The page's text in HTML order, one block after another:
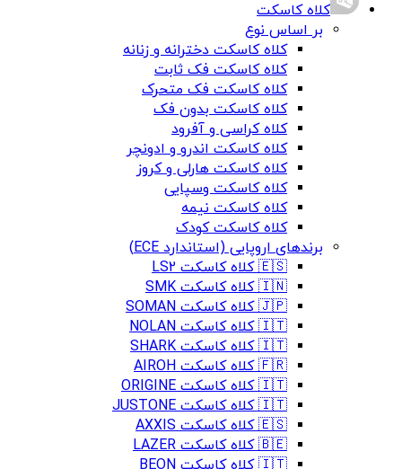
کلاه کاسکت
بر اساس نوع
کلاه کاسکت دخترانه و زنانه
کلاه کاسکت فک ثابت
کلاه کاسکت فک متحرک
کلاه کاسکت بدون فک
کلاه کراسی و آفرود
کلاه کاسکت اندرو و ادونچر
کلاه کاسکت هارلی و کروز
کلاه کاسکت وسپایی
کلاه کاسکت نیمه
کلاه کاسکت کودک
برندهای اروپایی (استاندارد ECE)
🇪🇸 کلاه کاسکت LS2
🇮🇳 کلاه کاسکت SMK
🇯🇵 کلاه کاسکت SOMAN
🇮🇹 کلاه کاسکت NOLAN
🇮🇹 کلاه کاسکت SHARK
🇫🇷 کلاه کاسکت AIROH
🇮🇹 کلاه کاسکت ORIGINE
🇮🇹 کلاه کاسکت JUSTONE
🇪🇸 کلاه کاسکت AXXIS
🇧🇪 کلاه کاسکت LAZER